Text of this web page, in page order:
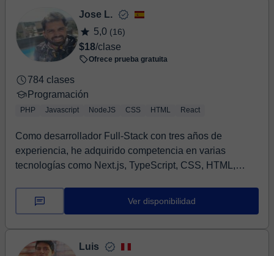
Jose L.
5,0 (16)
$18/clase
Ofrece prueba gratuita
784 clases
Programación
PHP Javascript NodeJS CSS HTML React
Como desarrollador Full-Stack con tres años de
experiencia, he adquirido competencia en varias
tecnologías como Next.js, TypeScript, CSS, HTML,
Ver disponibilidad
Luis